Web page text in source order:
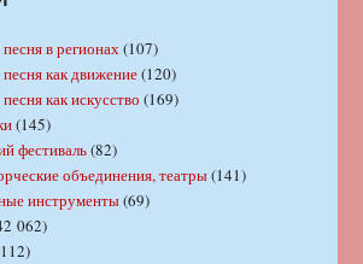
в регионах(107)
как движение(120)
как искусство (169)
(145)
фестиваль(82)
объединения, театры(141)
инструменты(69)
062)